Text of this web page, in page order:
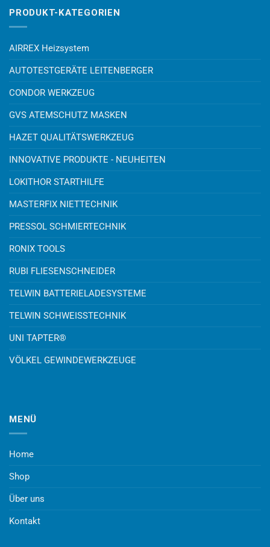
PRODUKT-KATEGORIEN
AIRREX Heizsystem
AUTOTESTGERÄTE LEITENBERGER
CONDOR WERKZEUG
GVS ATEMSCHUTZ MASKEN
HAZET QUALITÄTSWERKZEUG
INNOVATIVE PRODUKTE - NEUHEITEN
LOKITHOR STARTHILFE
MASTERFIX NIETTECHNIK
PRESSOL SCHMIERTECHNIK
RONIX TOOLS
RUBI FLIESENSCHNEIDER
TELWIN BATTERIELADESYSTEME
TELWIN SCHWEISSTECHNIK
UNI TAPTER®
VÖLKEL GEWINDEWERKZEUGE
MENÜ
Home
Shop
Über uns
Kontakt